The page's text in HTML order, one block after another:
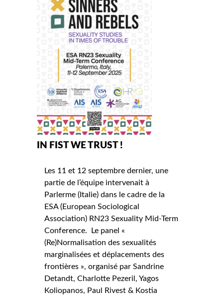
IN FIST WE TRUST !
Les 11 et 12 septembre dernier, une
partie de l’équipe intervenait à
Parlerme (Italie) dans le cadre de la
ESA (European Sociological
Association) RN23 Sexuality Mid-Term
Conference. Le panel «
(Re)Normalisation des sexualités
marginalisées et déplacements des
frontières », organisé par Sandrine
Detandt, Charlotte Pezeril, Yagos
Koliopanos, Paul Rivest & Kostia